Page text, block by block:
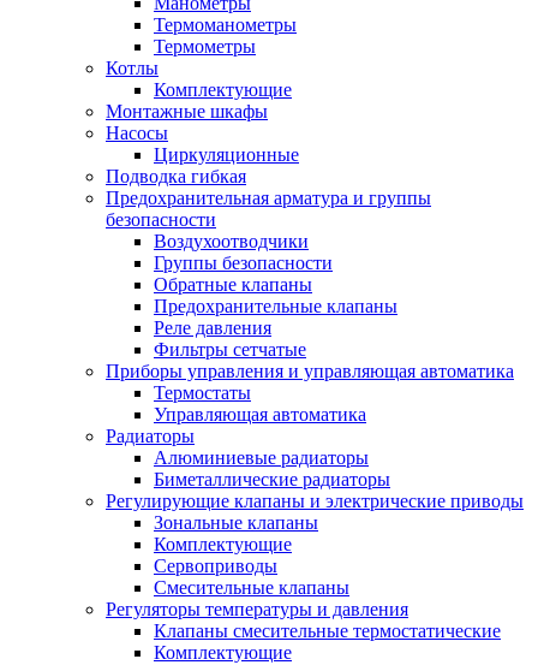
Термоманометры
Термометры
Котлы
Комплектующие
Монтажные шкафы
Насосы
Циркуляционные
Подводка гибкая
Предохранительная арматура и группы
безопасности
Воздухоотводчики
Группы безопасности
Обратные клапаны
Предохранительные клапаны
Реле давления
Фильтры сетчатые
Приборы управления и управляющая автоматика
Термостаты
Управляющая автоматика
Радиаторы
Алюминиевые радиаторы
Биметаллические радиаторы
Регулирующие клапаны и электрические приводы
Зональные клапаны
Комплектующие
Сервоприводы
Смесительные клапаны
Регуляторы температуры и давления
Клапаны смесительные термостатические
Комплектующие